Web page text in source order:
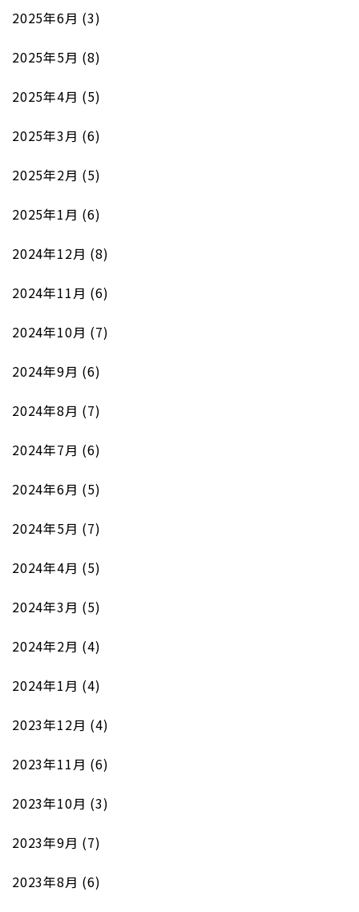
2025年6月 (3)
2025年5月 (8)
2025年4月 (5)
2025年3月 (6)
2025年2月 (5)
2025年1月 (6)
2024年12月 (8)
2024年11月 (6)
2024年10月 (7)
2024年9月 (6)
2024年8月 (7)
2024年7月 (6)
2024年6月 (5)
2024年5月 (7)
2024年4月 (5)
2024年3月 (5)
2024年2月 (4)
2024年1月 (4)
2023年12月 (4)
2023年11月 (6)
2023年10月 (3)
2023年9月 (7)
2023年8月 (6)